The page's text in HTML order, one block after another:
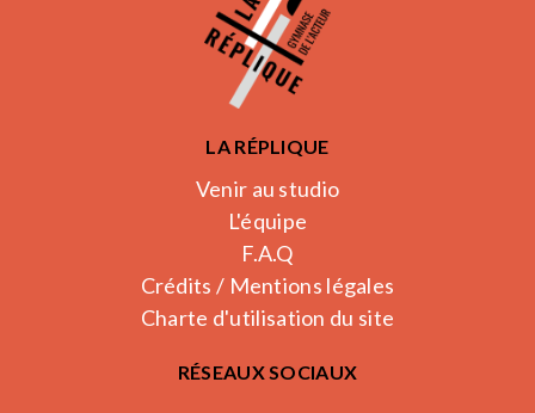
LA RÉPLIQUE
Venir au studio
L'équipe
F.A.Q
Crédits / Mentions légales
Charte d'utilisation du site
RÉSEAUX SOCIAUX